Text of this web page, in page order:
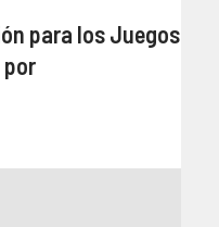
para los Juegos